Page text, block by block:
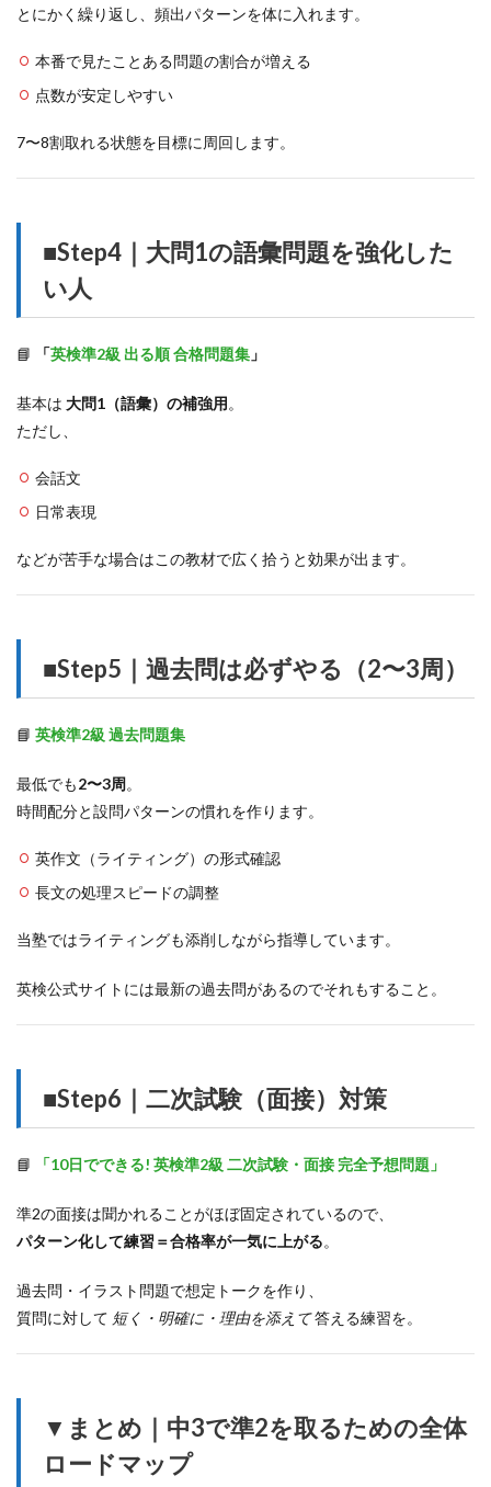
とにかく繰り返し、頻出パターンを体に入れます。
本番で見たことある問題の割合が増える
点数が安定しやすい
7〜8割取れる状態を目標に周回します。
■Step4｜大問1の語彙問題を強化した
い人
📘 「英検準2級 出る順 合格問題集 」
基本は 大問1（語彙）の補強用。
ただし、
会話文
日常表現
などが苦手な場合はこの教材で広く拾うと効果が出ます。
■Step5｜過去問は必ずやる（2〜3周）
📘 英検準2級 過去問題集
最低でも2〜3周。
時間配分と設問パターンの慣れを作ります。
英作文（ライティング）の形式確認
長文の処理スピードの調整
当塾ではライティングも添削しながら指導しています。
英検公式サイトには最新の過去問があるのでそれもすること。
■Step6｜二次試験（面接）対策
📘 「10日でできる! 英検準2級 二次試験・面接 完全予想問題」
準2の面接は聞かれることがほぼ固定されているので、
パターン化して練習＝合格率が一気に上がる。
過去問・イラスト問題で想定トークを作り、
質問に対して 短く・明確に・理由を添えて答える練習を。
▼まとめ｜中3で準2を取るための全体
ロードマップ